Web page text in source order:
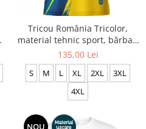
Tricou România Tricolor,
material tehnic sport, bărbat,
culoare galbenă, CS45
135,00 Lei
S M L XL 2XL
3XL
4XL